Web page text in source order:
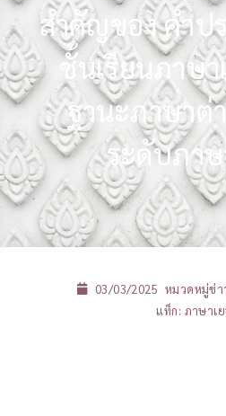
สำคัญของ คำป
ชั้นเรียนภาษ
ฐานะภาษาต่
ระดับภา
03/03/2025 หมวดหมู่ข่
แท็ก: ภาษาเ